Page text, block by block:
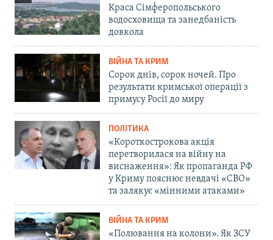
Краса Сімферопольського
водосховища та занедбаність
довкола
ВІЙНА ТА КРИМ
Сорок днів, сорок ночей. Про
результати кримської операції з
примусу Росії до миру
ПОЛІТИКА
«Короткострокова акція
перетворилася на війну на
виснаження»: Як пропаганда РФ
у Криму пояснює невдачі «СВО»
та залякує «мінними атаками»
ВІЙНА ТА КРИМ
«Полювання на колони». Як ЗСУ